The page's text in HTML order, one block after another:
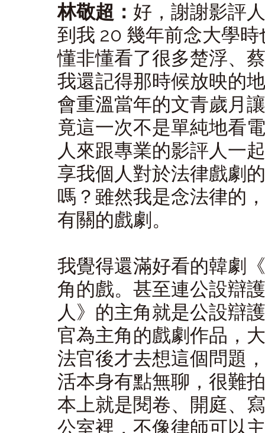
林敬超： 好，謝謝影評
到我 20 幾年前念大學
懂非懂看了很多楚浮、
我還記得那時候放映的
會重溫當年的文青歲月
竟這一次不是單純地看
人來跟專業的影評人一
享我個人對於法律戲劇
嗎？雖然我是念法律的
有關的戲劇。
我覺得還滿好看的韓劇
角的戲。甚至連公設辯
人》的主角就是公設辯
官為主角的戲劇作品，
法官後才去想這個問題
活本身有點無聊，很難
本上就是閱卷、開庭、
公室裡，不像律師可以